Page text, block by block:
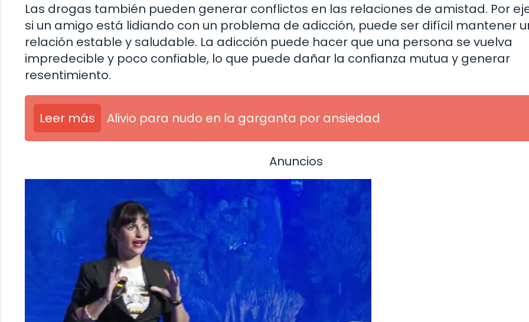
Las drogas también pueden generar conflictos en las relaciones de amistad. Por
si un amigo está lidiando con un problema de adicción, puede ser difícil mantener
relación estable y saludable. La adicción puede hacer que una persona se vuelva
impredecible y poco confiable, lo que puede dañar la confianza mutua y generar
resentimiento.
Leer más Alivio para nudo en la garganta por ansiedad
Anuncios